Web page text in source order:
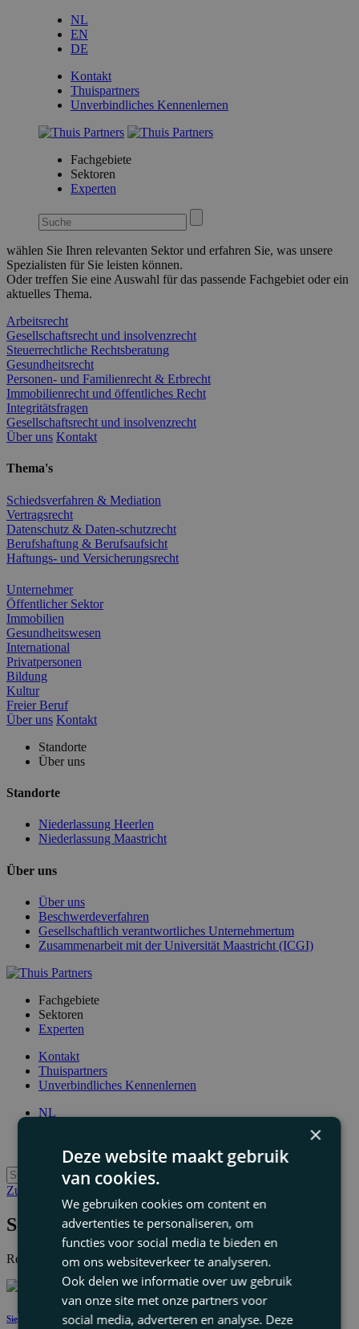
NL
EN
DE
Kontakt
Thuispartners
Unverbindliches Kennenlernen
Fachgebiete
Sektoren
Experten
wählen Sie Ihren relevanten Sektor und erfahren Sie, was unsere
Spezialisten für Sie leisten können.
Oder treffen Sie eine Auswahl für das passende Fachgebiet oder ein
aktuelles Thema.
Arbeitsrecht
Gesellschaftsrecht und insolvenzrecht
Steuerrechtliche Rechtsberatung
Gesundheitsrecht
Personen- und Familienrecht & Erbrecht
Immobilienrecht und öffentliches Recht
Integritätsfragen
Gesellschaftsrecht und insolvenzrecht
Über uns Kontakt
Thema's
Schiedsverfahren & Mediation
Vertragsrecht
Datenschutz & Daten-schutzrecht
Berufshaftung & Berufsaufsicht
Haftungs- und Versicherungsrecht
Unternehmer
Öffentlicher Sektor
Immobilien
Gesundheitswesen
International
Privatpersonen
Bildung
Kultur
Freier Beruf
Über uns Kontakt
Standorte
Über uns
Standorte
Niederlassung Heerlen
Niederlassung Maastricht
Über uns
Über uns
Beschwerdeverfahren
Gesellschaftlich verantwortliches Unternehmertum
Zusammenarbeit mit der Universität Maastricht (ICGI)
Fachgebiete
Sektoren
Experten
Kontakt
Thuispartners
Unverbindliches Kennenlernen
NL
Zurück zur Teamübersicht
Siep Lousberg
Rechtsanwalt
Siep Lousberg
×
Deze website maakt gebruik
van cookies.
We gebruiken cookies om content en
advertenties te personaliseren, om
functies voor social media te bieden en
om ons websiteverkeer te analyseren.
Ook delen we informatie over uw gebruik
van onze site met onze partners voor
social media, adverteren en analyse. Deze